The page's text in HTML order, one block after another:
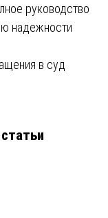
руководство
надежности
в суд